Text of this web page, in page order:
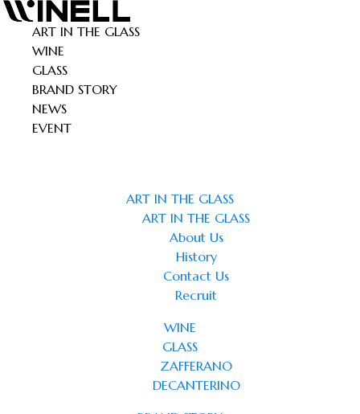
ART IN THE GLASS
WINE
GLASS
BRAND STORY
NEWS
EVENT
ART IN THE GLASS
ART IN THE GLASS
About Us
History
Contact Us
Recruit
WINE
GLASS
ZAFFERANO
DECANTERINO